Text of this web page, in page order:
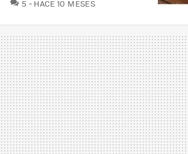
5 HACE 10 MESES